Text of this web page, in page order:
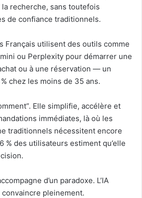
recherche, sans toutefois
de confiance traditionnels.
Français utilisent des outils comme
ou Perplexity pour démarrer une
ou à une réservation — un
chez les moins de 35 ans.
Elle simplifie, accélère et
immédiates, là où les
traditionnels nécessitent encore
% des utilisateurs estiment qu’elle
d’un paradoxe. L’IA
pleinement.